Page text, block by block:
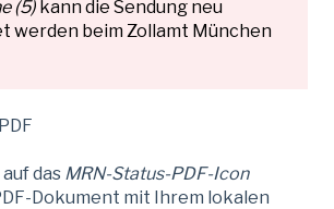
(5) kann die Sendung neu
werden beim Zollamt München
das MRN-Status-PDF-Icon
Dokument mit Ihrem lokalen